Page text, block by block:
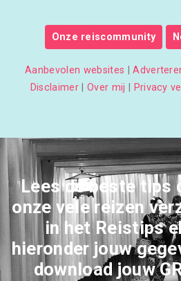
Onze reiscommunity
Aanbevolen websites |
Disclaimer |Over mij Privacy
Lees de beste tips
onze vele reizen
in het Reistips
hieronder jouw
download jouw